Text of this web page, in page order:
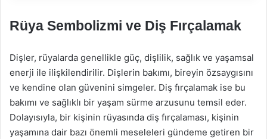
Rüya Sembolizmi ve Diş Fırçalamak
Dişler, rüyalarda genellikle güç, dişlilik, sağlık ve yaşamsal
enerji ile ilişkilendirilir. Dişlerin bakımı, bireyin özsaygısını
ve kendine olan güvenini simgeler. Diş fırçalamak ise bu
bakımı ve sağlıklı bir yaşam sürme arzusunu temsil eder.
Dolayısıyla, bir kişinin rüyasında diş fırçalaması, kişinin
yaşamına dair bazı önemli meseleleri gündeme getiren bir